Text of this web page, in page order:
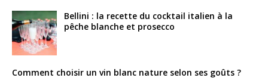
Bellini : la recette du cocktail italien à la
pêche blanche et prosecco
Comment choisir un vin blanc nature selon ses goûts ?